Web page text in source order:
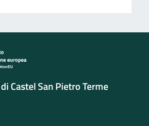
Castel San Pietro Terme